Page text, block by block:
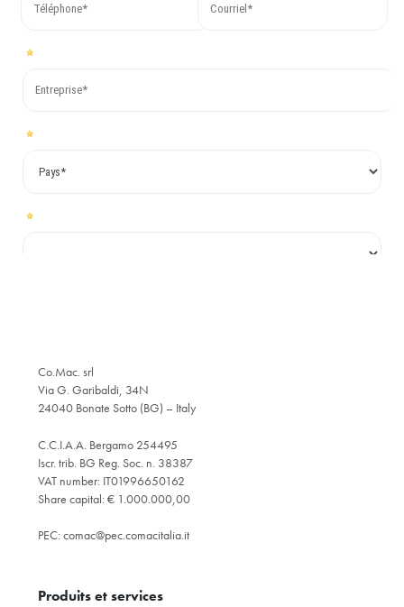
Co.Mac. srl
Via G. Garibaldi, 34N
24040 Bonate Sotto (BG) – Italy
C.C.I.A.A. Bergamo 254495
Iscr. trib. BG Reg. Soc. n. 38387
VAT number: IT01996650162
Share capital: € 1.000.000,00
PEC: comac@pec.comacitalia.it
Produits et services